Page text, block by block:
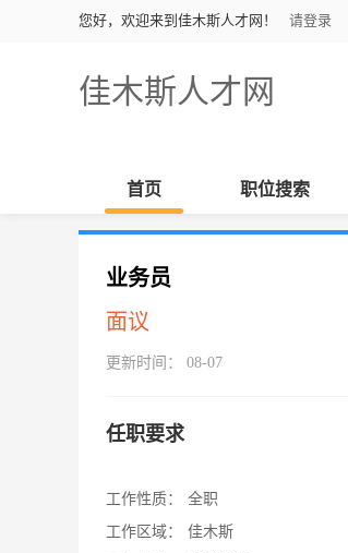
您好，欢迎来到佳木斯人才网！ 请登录
佳木斯人才网
首页 职位搜索
业务员
面议
更新时间： 08-07
任职要求
工作性质：
全职
工作区域：
佳木斯